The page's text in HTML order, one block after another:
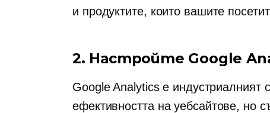
и продуктите, които вашите
2. Настройте Google
Google Analytics е индустриалният
ефективността на уебсайтове, но